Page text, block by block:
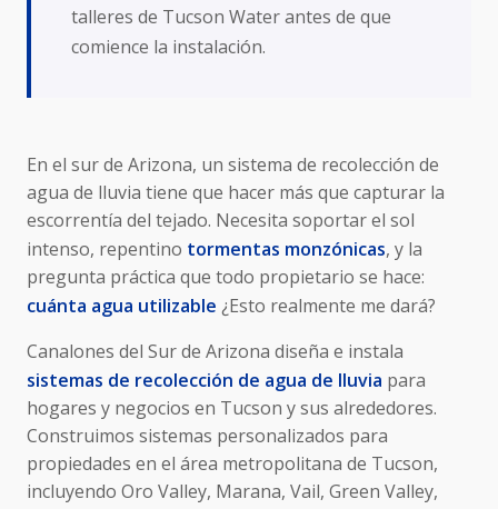
talleres de Tucson Water antes de que
comience la instalación.
En el sur de Arizona, un sistema de recolección de
agua de lluvia tiene que hacer más que capturar la
escorrentía del tejado. Necesita soportar el sol
intenso, repentino tormentas monzónicas, y la
pregunta práctica que todo propietario se hace:
cuánta agua utilizable ¿Esto realmente me dará?
Canalones del Sur de Arizona diseña e instala
sistemas de recolección de agua de lluvia para
hogares y negocios en Tucson y sus alrededores.
Construimos sistemas personalizados para
propiedades en el área metropolitana de Tucson,
incluyendo Oro Valley, Marana, Vail, Green Valley,